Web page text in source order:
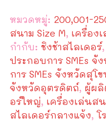
หมวดหมู่: 200,001-
สนาม Size M, เครื่อง
กำกับ: ชิงช้าสไลเดอร์,
ประกอบการ SMEs จั
การ SMEs จังหวัดสุโ
จังหวัดอุตรดิตถ์, ผู้ผลิ
อร์ใหญ่, เครื่องเล่นส
สไลเดอร์กลางแจ้ง,โ